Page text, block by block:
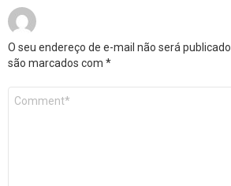
O seu endereço de e-mail não será publicado.
são marcados com *
Comentário